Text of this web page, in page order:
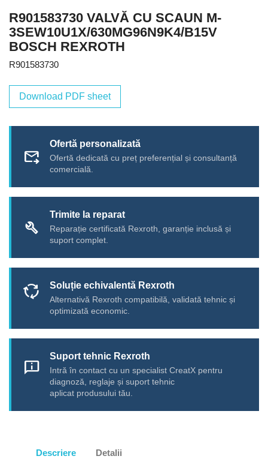
R901583730 VALVĂ CU SCAUN M-
3SEW10U1X/630MG96N9K4/B15V
BOSCH REXROTH
R901583730
Download PDF sheet
forward_to_inbox
Ofertă personalizată
Ofertă dedicată cu preț preferențial și consultanță
comercială.
build
Trimite la reparat
Reparație certificată Rexroth, garanție inclusă și
suport complet.
cycle Soluție echivalentă Rexroth
Alternativă Rexroth compatibilă, validată tehnic și
optimizată economic.
chat_info
Suport tehnic Rexroth
Intră în contact cu un specialist CreatX pentru
diagnoză, reglaje și suport tehnic
aplicat produsului tău.
Descriere Detalii